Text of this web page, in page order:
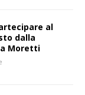
al
dalla
Moretti